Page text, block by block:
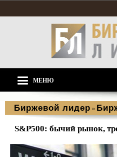
МЕНЮ
Биржевой лидер »
S&P500: бычий рынок,